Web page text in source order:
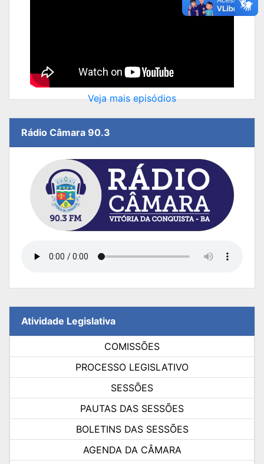
Veja mais episódios
Rádio Câmara 90.3
Atividade Legislativa
COMISSÕES
PROCESSO LEGISLATIVO
SESSÕES
PAUTAS DAS SESSÕES
BOLETINS DAS SESSÕES
AGENDA DA CÂMARA